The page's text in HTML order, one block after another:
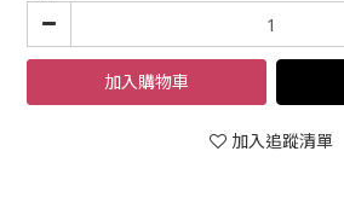
加入購物車
加入追蹤清單